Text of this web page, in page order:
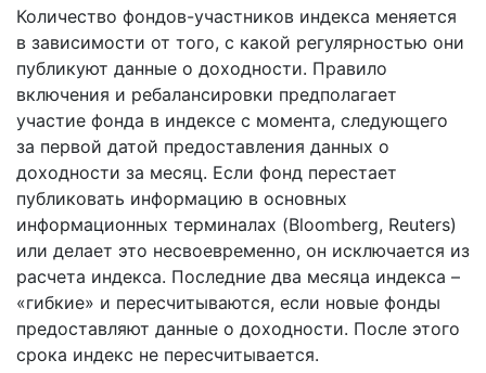
Количество фондов-участников индекса меняется
в зависимости от того, с какой регулярностью они
публикуют данные о доходности. Правило
включения и ребалансировки предполагает
участие фонда в индексе с момента, следующего
за первой датой предоставления данных о
доходности за месяц. Если фонд перестает
публиковать информацию в основных
информационных терминалах (Bloomberg, Reuters)
или делает это несвоевременно, он исключается из
расчета индекса. Последние два месяца индекса –
«гибкие» и пересчитываются, если новые фонды
предоставляют данные о доходности. После этого
срока индекс не пересчитывается.